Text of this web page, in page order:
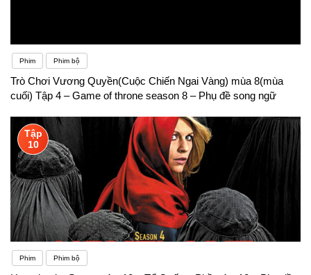
Phim Phim bộ
Trò Chơi Vương Quyền(Cuộc Chiến Ngai Vàng) mùa 8(mùa
cuối) Tập 4 – Game of throne season 8 – Phụ đề song ngữ
Tập
10
Phim Phim bộ